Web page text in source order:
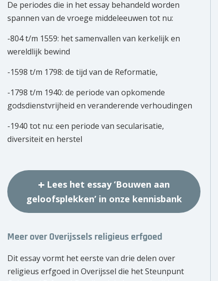
De periodes die in het essay behandeld worden
spannen van de vroege middeleeuwen tot nu:
-804 t/m 1559: het samenvallen van kerkelijk en
wereldlijk bewind
-1598 t/m 1798: de tijd van de Reformatie,
-1798 t/m 1940: de periode van opkomende
godsdienstvrijheid en veranderende verhoudingen
-1940 tot nu: een periode van secularisatie,
diversiteit en herstel
Lees het essay ‘Bouwen aan
geloofsplekken’ in onze kennisbank
Meer over Overijssels religieus erfgoed
Dit essay vormt het eerste van drie delen over
religieus erfgoed in Overijssel die het Steunpunt